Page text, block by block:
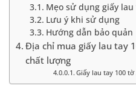
Mẹo sử dụng giấy
Lưu ý khi sử dụng
Hướng dẫn bảo quản
Địa chỉ mua giấy lau tay
chất lượng
Giấy lau tay 100